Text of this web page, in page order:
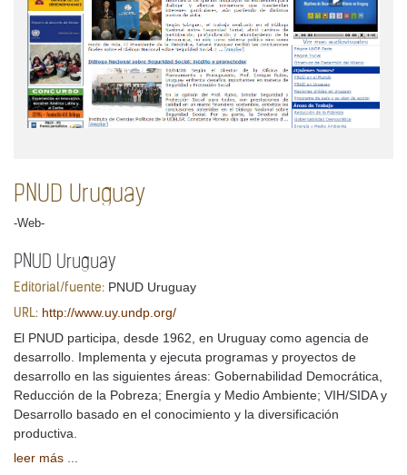
PNUD Uruguay
-Web-
PNUD Uruguay
Editorial/fuente: PNUD Uruguay
URL: http://www.uy.undp.org/
El PNUD participa, desde 1962, en Uruguay como agencia de
desarrollo. Implementa y ejecuta programas y proyectos de
desarrollo en las siguientes áreas: Gobernabilidad Democrática,
Reducción de la Pobreza; Energía y Medio Ambiente; VIH/SIDA y
Desarrollo basado en el conocimiento y la diversificación
productiva.
leer más ...